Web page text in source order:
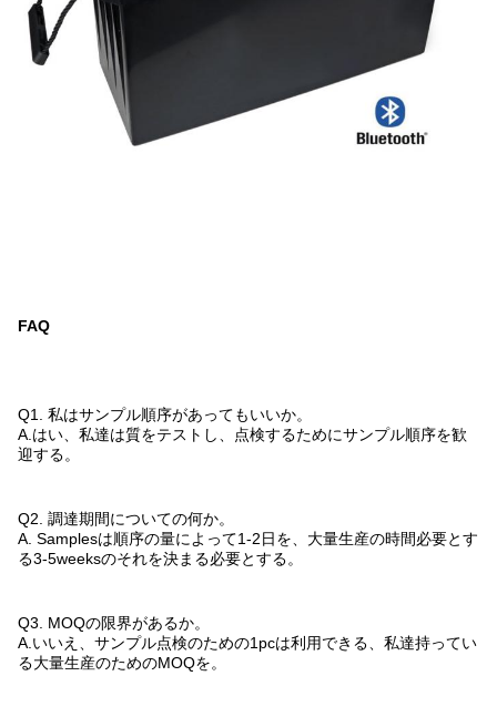
FAQ
Q1. 私はサンプル順序があってもいいか。
A.はい、私達は質をテストし、点検するためにサンプル順序を歓
迎する。
Q2. 調達期間についての何か。
A. Samplesは順序の量によって1-2日を、大量生産の時間必要とす
る3-5weeksのそれを決まる必要とする。
Q3. MOQの限界があるか。
A.いいえ、サンプル点検のための1pcは利用できる、私達持ってい
る大量生産のためのMOQを。